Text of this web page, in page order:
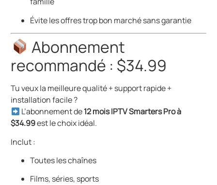
Évite les offres trop bon marché sans garantie
Abonnement
recommandé : $34.99
Tu veux la meilleure qualité + support rapide +
installation facile ?
L’abonnement de12 mois IPTV Smarters Pro à
$34.99est le choix idéal.
Inclut :
Toutes les chaînes
Films, séries, sports